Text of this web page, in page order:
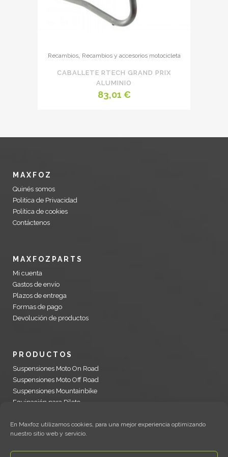
En Maxfoz utilizamos cookies, para una mejor experiencia optimizando
nuestro sitio web y servicio.
Recambios, Recambios y accesorios motocicleta
CABALLETE RTECH GRAND PRIX
ALUMINIO
83,01 €
MAXFOZ
Quinés somos
Politica de Privacidad
Política de cookies
Contáctenos
MAXFOZPARTS
Mi cuenta
Gastos de envío
Plazos de entrega
Formas de pago
Devolución de productos
PRODUCTOS
Suspensiones Moto On Road
Suspensiones Moto Off Road
Suspensiones Mountainbike
Equipación para Piloto
WORKSHOP